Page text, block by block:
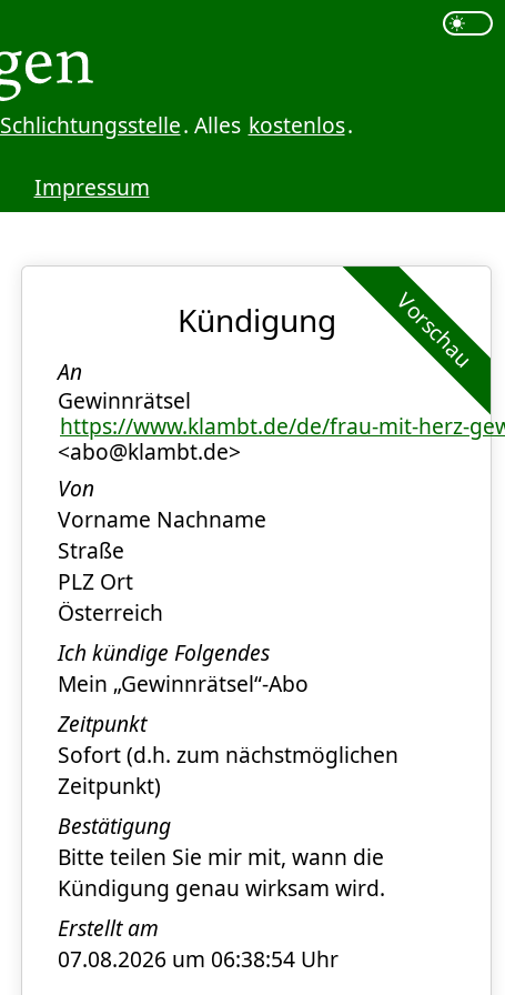
Schlichtungsstelle. Alles kostenlos.
Impressum
Vorschau
Kündigung
An
Gewinnrätsel
https://www.klambt.de/de/frau-mit-herz-
<abo@klambt.de>
Von
Vorname Nachname
Straße
PLZ Ort
Österreich
Ich kündige Folgendes
Mein „Gewinnrätsel“-Abo
Zeitpunkt
Sofort (d.h. zum nächstmöglichen
Zeitpunkt)
Bestätigung
Bitte teilen Sie mir mit, wann die
Kündigung genau wirksam wird.
Erstellt am
07.08.2026 um 06:38:54 Uhr